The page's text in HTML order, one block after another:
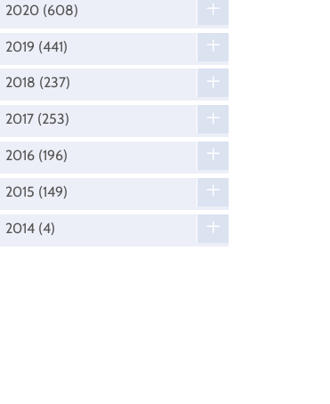
2020 (608)
2019 (441)
2018 (237)
2017 (253)
2016 (196)
2015 (149)
2014 (4)